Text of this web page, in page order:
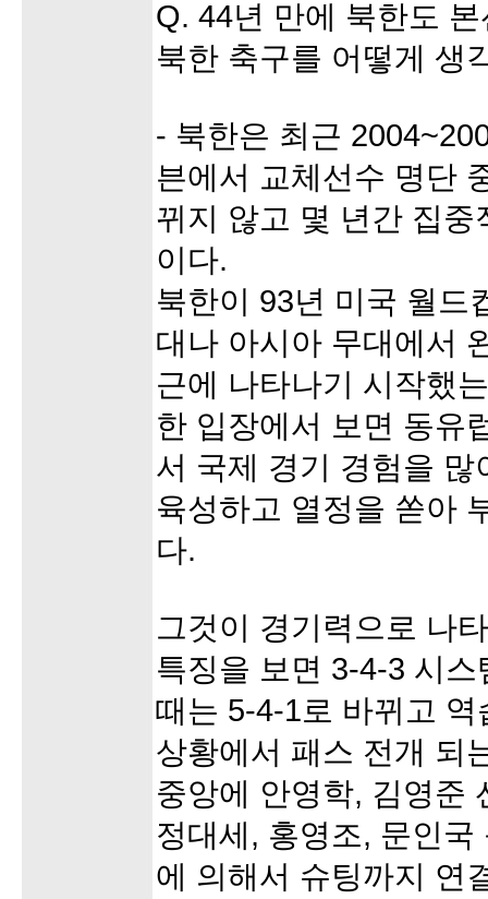
Q. 44년 만에 북한도
북한 축구를 어떻게 생
- 북한은 최근
븐에서 교체선수 명단
뀌지 않고 몇 년간 집
이다.
북한이 93년 미국 월드
대나 아시아 무대에서
근에 나타나기 시작했
한 입장에서 보면 동유
서 국제 경기 경험을
육성하고 열정을 쏟아
다.
그것이 경기력으로 나
특징을 보면 3-4-3 시
때는 5-4-1로 바뀌고
상황에서 패스 전개 되
중앙에 안영학, 김영준
정대세, 홍영조, 문인
에 의해서 슈팅까지 연